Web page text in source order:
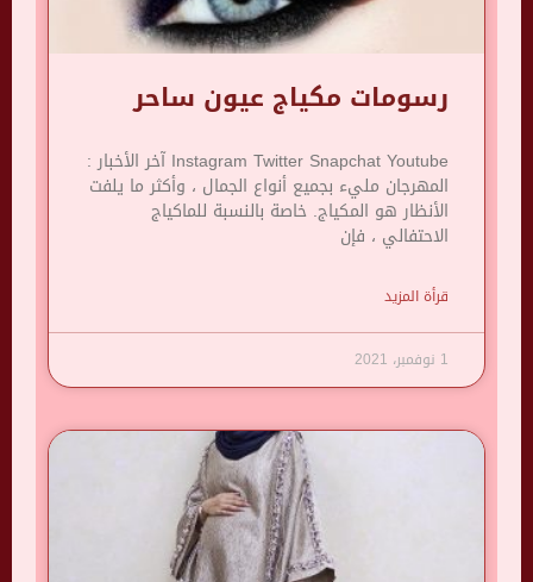
رسومات مكياج عيون ساحر
Instagram Twitter Snapchat Youtube آخر الأخبار :
المهرجان مليء بجميع أنواع الجمال ، وأكثر ما يلفت
الأنظار هو المكياج. خاصة بالنسبة للماكياج
الاحتفالي ، فإن
قرأة المزيد
1 نوفمبر، 2021